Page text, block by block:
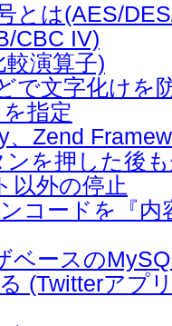
とは(AES/
CBC IV)
演算子)
で文字化けを
指定
Zend
を押した後
以外の停止
コードを『内
ベースの
(Twitterアプ